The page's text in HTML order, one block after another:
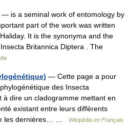
— is a seminal work of entomology by
part of the work was written
It is the synonyma and the
Britannica Diptera . The
— Cette page a pour
des Insecta
à dire un cladogramme mettant en
existant entre leurs différents
les dernières… …
Wikipédia en Français